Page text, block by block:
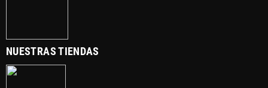
NUESTRAS TIENDAS